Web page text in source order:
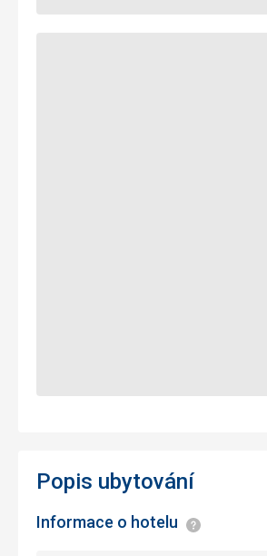
Popis ubytování
Informace o hotelu Informace